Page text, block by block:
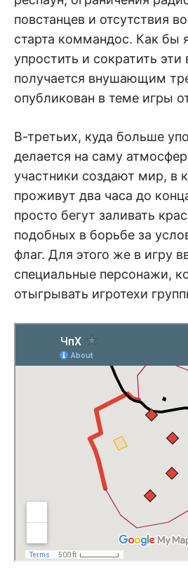
повстанцев и отсутствия
старта коммандос. Как бы
упростить и сократить
получается внушающим
опубликован в теме игры
В-третьих, куда больше
делается на саму
участники создают мир, в
проживут два часа до
просто бегут заливать
подобных в борьбе за
флаг. Для этого же в игру
специальные персонажи,
отыгрывать игротехи